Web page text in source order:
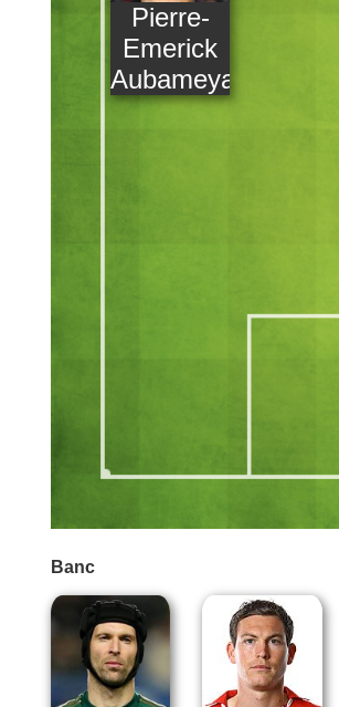
Pierre-
Emerick
Aubameyang
Banc